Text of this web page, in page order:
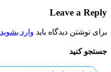
Leave a Reply
برای نوشتن دیدگاه باید وارد بشوید
جستجو کنید